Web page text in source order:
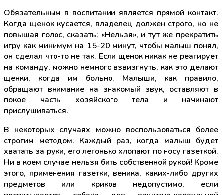
Обязательным в воспитании является прямой контакт.
Когда щенок кусается, владелец должен строго, но не
повышая голос, сказать: «Нельзя», и тут же прекратить
игру как минимум на 15-20 минут, чтобы малыш понял,
он сделал что-то не так. Если щенок никак не реагирует
на команду, можно немного взвизгнуть, как это делают
щенки, когда им больно. Малыши, как правило,
обращают внимание на знакомый звук, оставляют в
покое часть хозяйского тела и начинают
прислушиваться.
В некоторых случаях можно воспользоваться более
строгим методом. Каждый раз, когда малыш будет
хватать за руки, его легонько хлопают по носу газеткой.
Ни в коем случае нельзя бить собственной рукой! Кроме
этого, применения газетки, веника, каких-либо других
предметов или криков недопустимо, если